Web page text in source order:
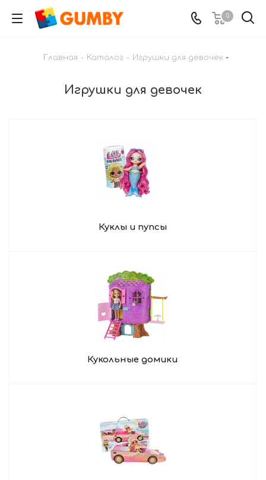
0
Главная - Каталог - Игрушки для девочек
Игрушки для девочек
Куклы и пупсы
Кукольные домики